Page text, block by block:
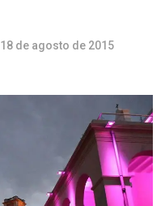
18 de agosto de 2015